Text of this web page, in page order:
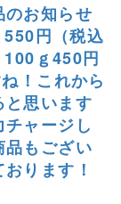
お知らせ
円（税込
ｇ450円
！これから
思います
ャージし
品もござい
ります！